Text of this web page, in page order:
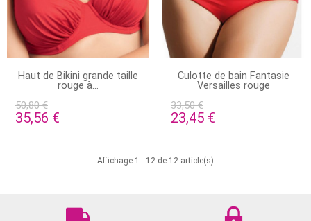
EN STOCK
Haut de Bikini grande taille
rouge à...
50,80 €
35,56 €
EN STOCK
Culotte de bain Fantasie
Versailles rouge
33,50 €
23,45 €
Affichage 1 - 12 de 12 article(s)